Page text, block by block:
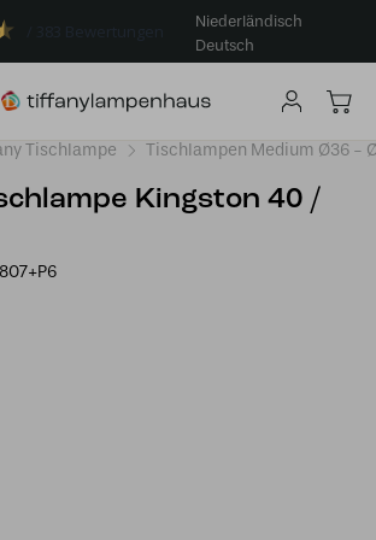
Niederländisch
Deutsch
Tischlampe Tischlampen Medium Ø36 -
Kingston 40 /